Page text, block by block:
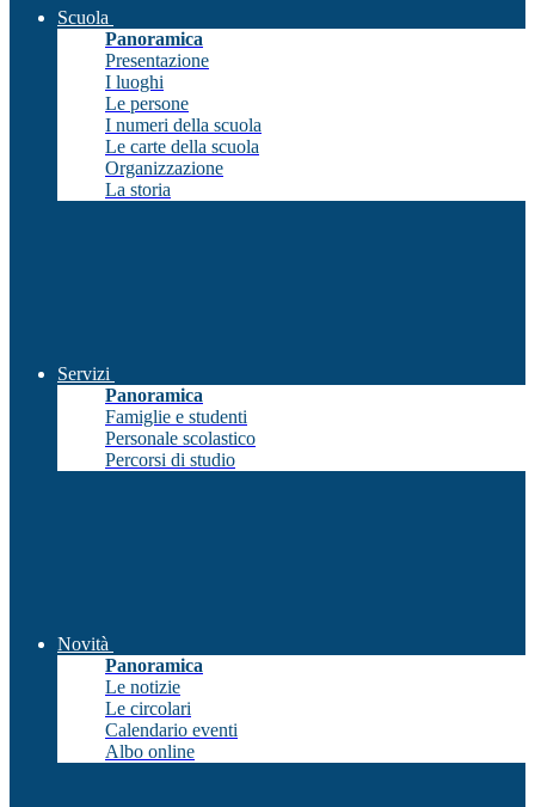
Scuola
Panoramica
Presentazione
I luoghi
Le persone
I numeri della scuola
Le carte della scuola
Organizzazione
La storia
Servizi
Panoramica
Famiglie e studenti
Personale scolastico
Percorsi di studio
Novità
Panoramica
Le notizie
Le circolari
Calendario eventi
Albo online